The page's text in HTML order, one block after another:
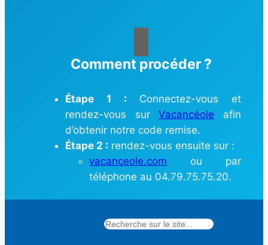
Comment procéder ?
Étape 1 : Connectez-vous et
rendez-vous surVacancéole afin
d’obtenir notre code remise.
Étape 2 : rendez-vous ensuite sur :
vacanceole.com ou par
téléphone au 04.79.75.75.20.